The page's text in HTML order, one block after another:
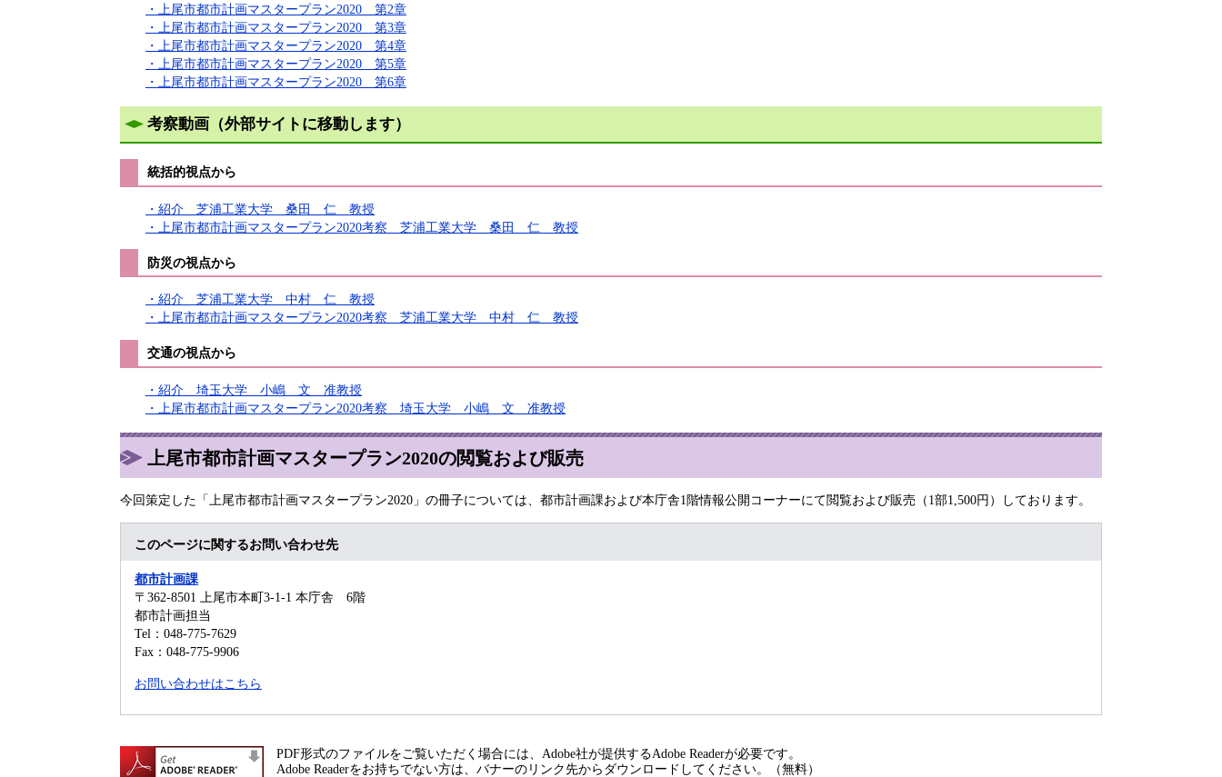
・上尾市都市計画マスタープラン2020 第2章
・上尾市都市計画マスタープラン2020 第3章
・上尾市都市計画マスタープラン2020 第4章
・上尾市都市計画マスタープラン2020 第5章
・上尾市都市計画マスタープラン2020 第6章
考察動画（外部サイトに移動します）
統括的視点から
・紹介 芝浦工業大学 桑田 仁 教授
・上尾市都市計画マスタープラン2020考察 芝浦工業大学 桑田 仁 教授
防災の視点から
・紹介 芝浦工業大学 中村 仁 教授
・上尾市都市計画マスタープラン2020考察 芝浦工業大学 中村 仁 教授
交通の視点から
・紹介 埼玉大学 小嶋 文 准教授
・上尾市都市計画マスタープラン2020考察 埼玉大学 小嶋 文 准教授
上尾市都市計画マスタープラン2020の閲覧および販売
今回策定した「上尾市都市計画マスタープラン2020」の冊子については、都市計画課および本庁舎1階情報公開コーナーにて閲覧および販売（1部1,500円）しております。
このページに関するお問い合わせ先
都市計画課
〒362-8501 上尾市本町3-1-1 本庁舎 6階
都市計画担当
Tel：048-775-7629
Fax：048-775-9906
お問い合わせはこちら
PDF形式のファイルをご覧いただく場合には、Adobe社が提供するAdobe Readerが必要です。
Adobe Readerをお持ちでない方は、バナーのリンク先からダウンロードしてください。（無料）